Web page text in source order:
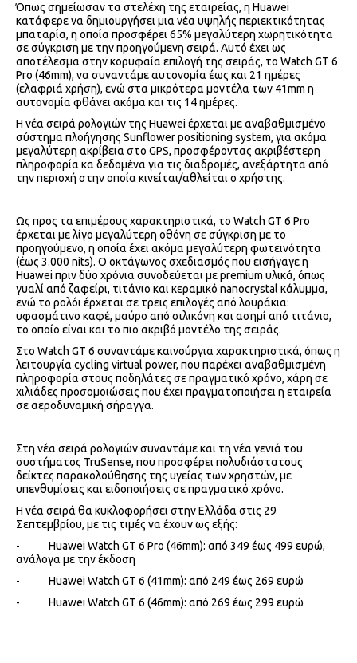
Όπως σημείωσαν τα στελέχη της εταιρείας, η Huawei
κατάφερε να δημιουργήσει μια νέα υψηλής περιεκτικότητας
μπαταρία, η οποία προσφέρει 65% μεγαλύτερη χωρητικότητα
σε σύγκριση με την προηγούμενη σειρά. Αυτό έχει ως
αποτέλεσμα στην κορυφαία επιλογή της σειράς, το Watch GT 6
Pro (46mm), να συναντάμε αυτονομία έως και 21 ημέρες
(ελαφριά χρήση), ενώ στα μικρότερα μοντέλα των 41mm η
αυτονομία φθάνει ακόμα και τις 14 ημέρες.
Η νέα σειρά ρολογιών της Huawei έρχεται με αναβαθμισμένο
σύστημα πλοήγησης Sunflower positioning system, για ακόμα
μεγαλύτερη ακρίβεια στο GPS, προσφέροντας ακριβέστερη
πληροφορία κα δεδομένα για τις διαδρομές, ανεξάρτητα από
την περιοχή στην οποία κινείται/αθλείται ο χρήστης.
Ως προς τα επιμέρους χαρακτηριστικά, το Watch GT 6 Pro
έρχεται με λίγο μεγαλύτερη οθόνη σε σύγκριση με το
προηγούμενο, η οποία έχει ακόμα μεγαλύτερη φωτεινότητα
(έως 3.000 nits). O οκτάγωνος σχεδιασμός που εισήγαγε η
Huawei πριν δύο χρόνια συνοδεύεται με premium υλικά, όπως
γυαλί από ζαφείρι, τιτάνιο και κεραμικό nanocrystal κάλυμμα,
ενώ το ρολόι έρχεται σε τρεις επιλογές από λουράκια:
υφασμάτινο καφέ, μαύρο από σιλικόνη και ασημί από τιτάνιο,
το οποίο είναι και το πιο ακριβό μοντέλο της σειράς.
Στο Watch GT 6 συναντάμε καινούργια χαρακτηριστικά, όπως η
λειτουργία cycling virtual power, που παρέχει αναβαθμισμένη
πληροφορία στους ποδηλάτες σε πραγματικό χρόνο, χάρη σε
χιλιάδες προσομοιώσεις που έχει πραγματοποιήσει η εταιρεία
σε αεροδυναμική σήραγγα.
Στη νέα σειρά ρολογιών συναντάμε και τη νέα γενιά του
συστήματος TruSense, που προσφέρει πολυδιάστατους
δείκτες παρακολούθησης της υγείας των χρηστών, με
υπενθυμίσεις και ειδοποιήσεις σε πραγματικό χρόνο.
Η νέα σειρά θα κυκλοφορήσει στην Ελλάδα στις 29
Σεπτεμβρίου, με τις τιμές να έχουν ως εξής:
- Huawei Watch GT 6 Pro (46mm): από 349 έως 499 ευρώ,
ανάλογα με την έκδοση
- Huawei Watch GT 6 (41mm): από 249 έως 269 ευρώ
- Huawei Watch GT 6 (46mm): από 269 έως 299 ευρώ